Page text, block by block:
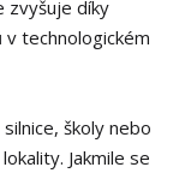
zvyšuje díky
technologickém
školy nebo
Jakmile se